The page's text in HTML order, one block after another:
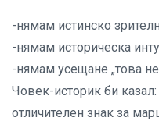
-нямам истинско
-нямам историческа
-нямам усещане „това
Човек-историк би
отличителен знак за